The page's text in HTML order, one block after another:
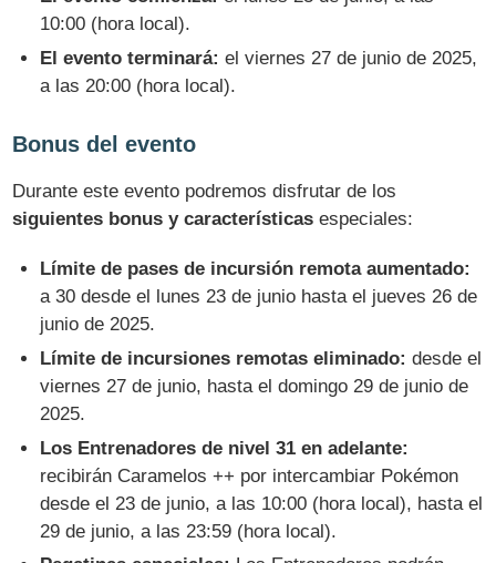
10:00 (hora local).
El evento terminará: el viernes 27 de junio de 2025,
a las 20:00 (hora local).
Bonus del evento
Durante este evento podremos disfrutar de los
siguientes bonus y características especiales:
Límite de pases de incursión remota aumentado:
a 30 desde el lunes 23 de junio hasta el jueves 26 de
junio de 2025.
Límite de incursiones remotas eliminado: desde el
viernes 27 de junio, hasta el domingo 29 de junio de
2025.
Los Entrenadores de nivel 31 en adelante:
recibirán Caramelos ++ por intercambiar Pokémon
desde el 23 de junio, a las 10:00 (hora local), hasta el
29 de junio, a las 23:59 (hora local).